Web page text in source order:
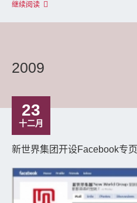
继续阅读
2009
23
十二月
新世界集团开设Facebook专页